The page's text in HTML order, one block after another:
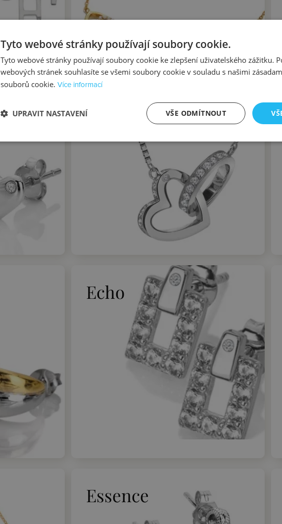
Devotion
Echo
Essence
Tyto webové stránky používají soubory cookie.
Tyto webové stránky používají soubory cookie ke zlepšení uživatelského zážitku.
webových stránek souhlasíte se všemi soubory cookie v souladu s našimi
souborů cookie. Více informací
VŠE ODMÍTNOUT
UPRAVIT NASTAVENÍ